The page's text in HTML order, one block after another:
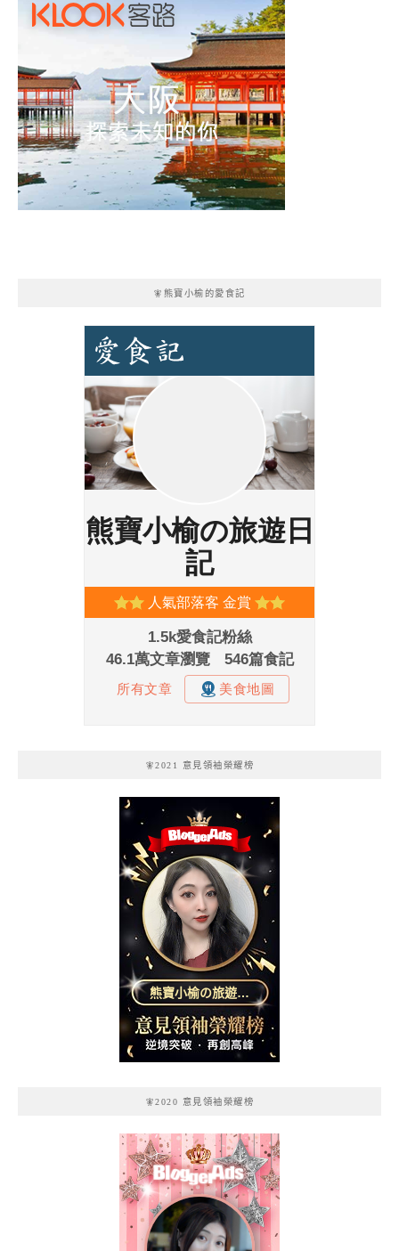
🧚熊寶小榆的愛食記
🧚2021 意見領袖榮耀榜
熊寶小榆の旅遊日
記
🧚2020 意見領袖榮耀榜